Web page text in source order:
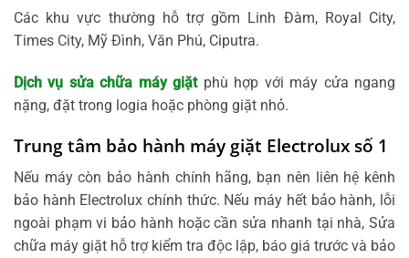
Các khu vực thường hỗ trợ gồm Linh Đàm, Royal City,
Times City, Mỹ Đình, Văn Phú, Ciputra.
Dịch vụ sửa chữa máy giặtphù hợp với máy cửa ngang
nặng, đặt trong logia hoặc phòng giặt nhỏ.
Trung tâm bảo hành máy giặt Electrolux số 1
Nếu máy còn bảo hành chính hãng, bạn nên liên hệ kênh
bảo hành Electrolux chính thức. Nếu máy hết bảo hành, lỗi
ngoài phạm vi bảo hành hoặc cần sửa nhanh tại nhà, Sửa
chữa máy giặt hỗ trợ kiểm tra độc lập, báo giá trước và bảo